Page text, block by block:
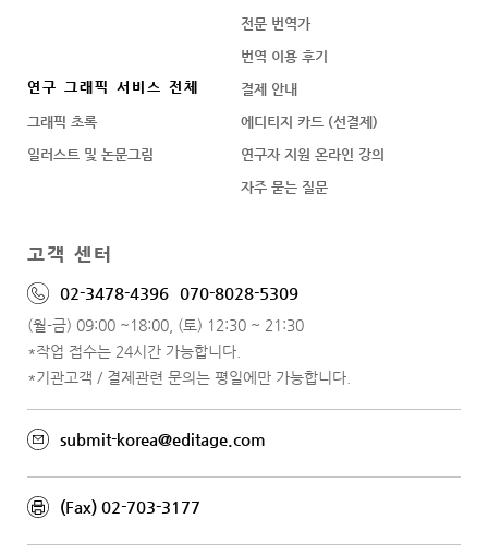
연구 그래픽 서비스 전체
그래픽 초록
일러스트 및 논문그림
전문 번역가
번역 이용 후기
결제 안내
에디티지 카드 (선결제)
연구자 지원 온라인 강의
자주 묻는 질문
고객 센터
02-3478-4396 070-8028-5309
(월-금) 09:00 ~18:00, (토) 12:30 ~ 21:30
*작업 접수는 24시간 가능합니다.
*기관고객 / 결제관련 문의는 평일에만 가능합니다.
submit-korea@editage.com
(Fax) 02-703-3177